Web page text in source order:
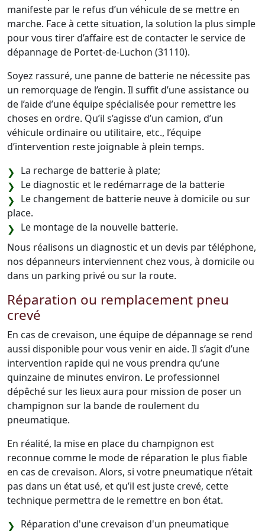
manifeste par le refus d’un véhicule de se mettre en
marche. Face à cette situation, la solution la plus simple
pour vous tirer d’affaire est de contacter le service de
dépannage de Portet-de-Luchon (31110).
Soyez rassuré, une panne de batterie ne nécessite pas
un remorquage de l’engin. Il suffit d’une assistance ou
de l’aide d’une équipe spécialisée pour remettre les
choses en ordre. Qu’il s’agisse d’un camion, d’un
véhicule ordinaire ou utilitaire, etc., l’équipe
d’intervention reste joignable à plein temps.
La recharge de batterie à plate;
Le diagnostic et le redémarrage de la batterie
Le changement de batterie neuve à domicile ou sur
place.
Le montage de la nouvelle batterie.
Nous réalisons un diagnostic et un devis par téléphone,
nos dépanneurs interviennent chez vous, à domicile ou
dans un parking privé ou sur la route.
Réparation ou remplacement pneu
crevé
En cas de crevaison, une équipe de dépannage se rend
aussi disponible pour vous venir en aide. Il s’agit d’une
intervention rapide qui ne vous prendra qu’une
quinzaine de minutes environ. Le professionnel
dépêché sur les lieux aura pour mission de poser un
champignon sur la bande de roulement du
pneumatique.
En réalité, la mise en place du champignon est
reconnue comme le mode de réparation le plus fiable
en cas de crevaison. Alors, si votre pneumatique n’était
pas dans un état usé, et qu’il est juste crevé, cette
technique permettra de le remettre en bon état.
Réparation d'une crevaison d'un pneumatique